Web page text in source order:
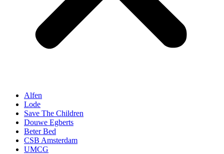
Alfen
Lode
Save The Children
Douwe Egberts
Beter Bed
CSB Amsterdam
UMCG